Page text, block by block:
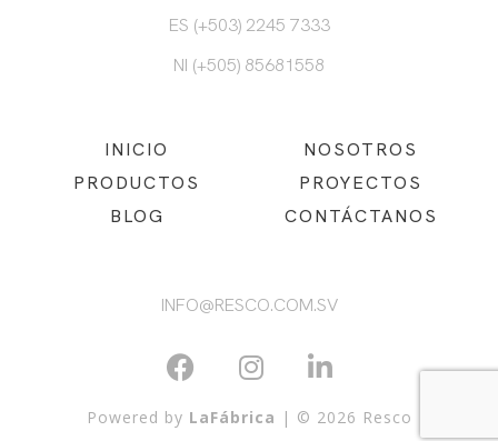
ES (+503) 2245 7333
NI (+505) 85681558
INICIO
NOSOTROS
PRODUCTOS
PROYECTOS
BLOG
CONTÁCTANOS
INFO@RESCO.COM.SV
Powered by LaFábrica | © 2026 Resco